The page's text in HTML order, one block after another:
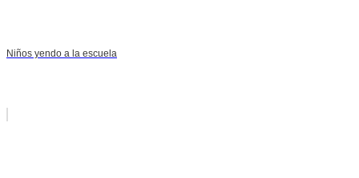
Niños yendo a la escuela